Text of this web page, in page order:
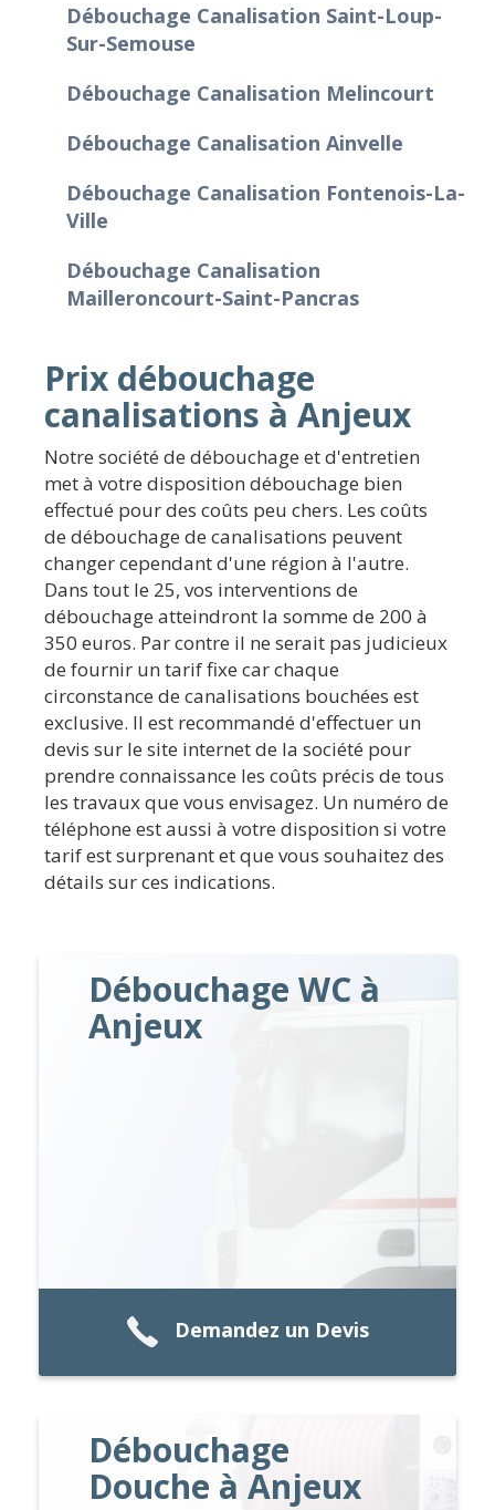
Débouchage Canalisation Saint-Loup-
Sur-Semouse
Débouchage Canalisation Melincourt
Débouchage Canalisation Ainvelle
Débouchage Canalisation Fontenois-La-
Ville
Débouchage Canalisation
Mailleroncourt-Saint-Pancras
Prix débouchage
canalisations à Anjeux
Notre société de débouchage et d'entretien
met à votre disposition débouchage bien
effectué pour des coûts peu chers. Les coûts
de débouchage de canalisations peuvent
changer cependant d'une région à l'autre.
Dans tout le 25, vos interventions de
débouchage atteindront la somme de 200 à
350 euros. Par contre il ne serait pas judicieux
de fournir un tarif fixe car chaque
circonstance de canalisations bouchées est
exclusive. Il est recommandé d'effectuer un
devis sur le site internet de la société pour
prendre connaissance les coûts précis de tous
les travaux que vous envisagez. Un numéro de
téléphone est aussi à votre disposition si votre
tarif est surprenant et que vous souhaitez des
détails sur ces indications.
Débouchage WC à
Anjeux
Demandez un Devis
Débouchage
Douche à Anjeux